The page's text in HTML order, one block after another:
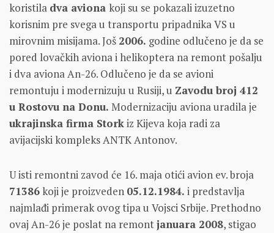
koristila dva aviona koji su se pokazali izuzetno
korisnim pre svega u transportu pripadnika VS u
mirovnim misijama. Još 2006. godine odlučeno je da se
pored lovačkih aviona i helikoptera na remont pošalju
i dva aviona An-26. Odlučeno je da se avioni
remontuju i modernizuju u Rusiji, u Zavodu broj 412
u Rostovu na Donu. Modernizaciju aviona uradila je
ukrajinska firma Storkiz Kijeva koja radi za
avijacijski kompleks ANTK Antonov.
U isti remontni zavod će 16. maja otići avion ev. broja
71386koji je proizveden 05.12.1984. i predstavlja
najmlađi primerak ovog tipa u Vojsci Srbije. Prethodno
ovaj An-26 je poslat na remontjanuara 2008, stigao